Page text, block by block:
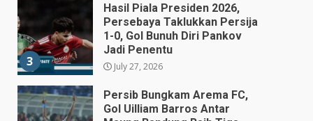
3
Hasil Piala Presiden 2026,
Persebaya Taklukkan Persija
1-0, Gol Bunuh Diri Pankov
Jadi Penentu
July 27, 2026
Persib Bungkam Arema FC,
Gol Uilliam Barros Antar